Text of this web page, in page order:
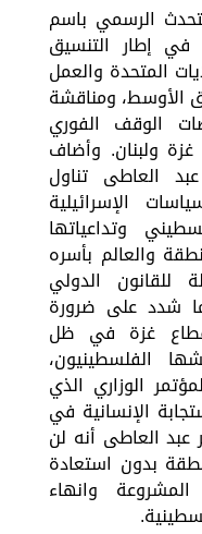
الرسمي باسم
في إطار التنسيق
المتحدة والعمل
الأوسط، ومناقشة
الوقف الفوري
ولبنان. وأضاف
العاطى تناول
الإسرائيلية
وتداعياتها
والعالم بأسره
للقانون الدولي
شدد على ضرورة
لقطاع غزة في ظل
الفلسطينيون،
الوزاري الذي
الإنسانية في
عبد العاطى أنه لن
بدون استعادة
وانهاء